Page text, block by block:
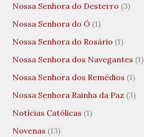
Nossa Senhora do Desterro (3)
Nossa Senhora do Ó (1)
Nossa Senhora do Rosário (1)
Nossa Senhora dos Navegantes (1)
Nossa Senhora dos Remédios (1)
Nossa Senhora Rainha da Paz (3)
Notícias Católicas (1)
Novenas (13)